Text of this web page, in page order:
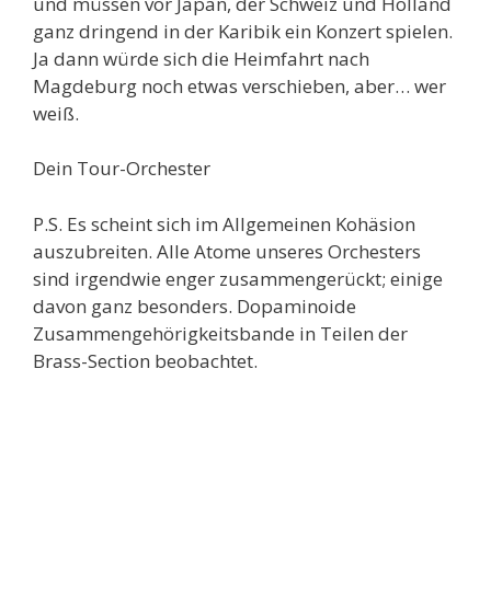
ganz dringend in der Karibik ein Konzert spielen.
Ja dann würde sich die Heimfahrt nach
Magdeburg noch etwas verschieben, aber… wer
weiß.
Dein Tour-Orchester
P.S. Es scheint sich im Allgemeinen Kohäsion
auszubreiten. Alle Atome unseres Orchesters
sind irgendwie enger zusammengerückt; einige
davon ganz besonders. Dopaminoide
Zusammengehörigkeitsbande in Teilen der
Brass-Section beobachtet.